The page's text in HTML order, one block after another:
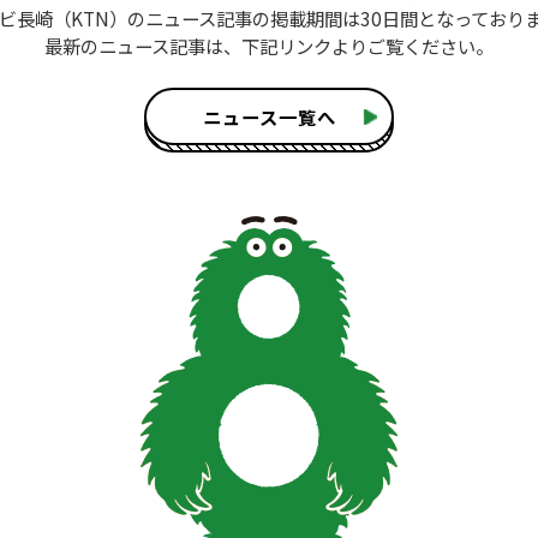
長崎（KTN）のニュース記事の掲載期間は30日間となっており
最新のニュース記事は、 下記リンクよりご覧ください。
ニュース一覧へ